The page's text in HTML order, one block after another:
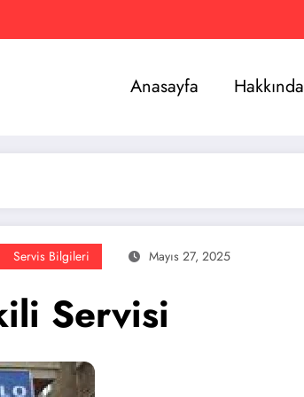
Anasayfa Hakkında
Servis Bilgileri Mayıs 27, 2025
Servisi